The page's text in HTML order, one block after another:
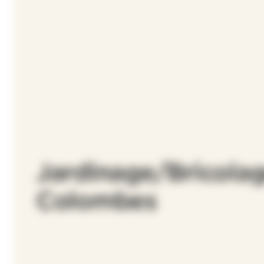
Jardinage/
Colombes